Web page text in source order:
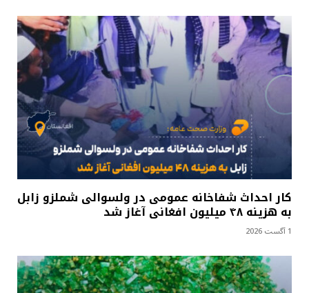
کار احداث شفاخانه عمومی در ولسوالی شملزو زابل
به هزینه ۴۸ میلیون افغانی آغاز شد
1 آگست 2026